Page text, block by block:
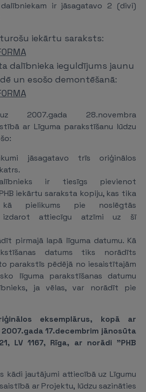
ir jāsagatavo 2 (divi)
iekārtu saraksts:
dalībnieka ieguldījums jaunu
un esošo demontēšanā:
2007.gada 28.novembra
ar Līguma parakstīšanu lūdzu
jāsagatavo trīs oriģinālos
ir tiesīgs pievienot
iekārtu saraksta kopiju, kas tika
kā pielikums pie noslēgtās
izdarot attiecīgu atzīmi uz šī
pirmajā lapā līguma datumu. Kā
datums tiks norādīts
parakstīs pēdējā no iesaistītajām
līguma parakstīšanas datumu
ja vēlas, var norādīt pie
eksemplārus, kopā ar
17.decembrim jānosūta
LV 1167, Rīga, ar norādi "PHB
kādi jautājumi attiecībā uz Līgumu
ar Projektu, lūdzu sazināties